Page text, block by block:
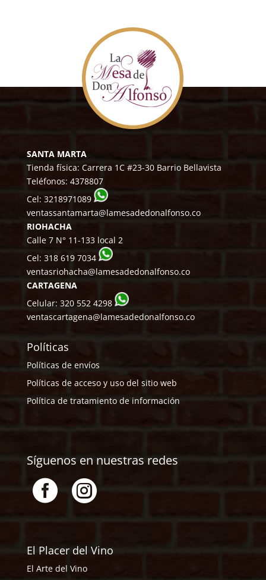
SANTA MARTA
Tienda física: Carrera 1C #23-30 Barrio Bellavista
Teléfonos: 4378807
Cel: 3218971089
ventassantamarta@lamesadedonalfonso.co
RIOHACHA
Calle 7 N° 11-133 local 2
Cel: 318 619 7034
ventasriohacha@lamesadedonalfonso.co
CARTAGENA
Celular: 320 552 4298
ventascartagena@lamesadedonalfonso.co
Políticas
Políticas de envíos
Políticas de acceso y uso del sitio web
Política de tratamiento de información
Síguenos en nuestras redes
 
El Placer del Vino
El Arte del Vino